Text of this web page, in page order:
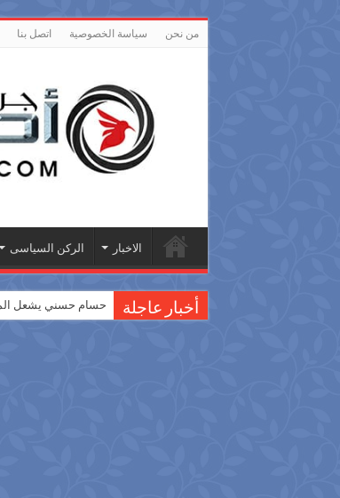
من نحن سياسة الخصوصية اتصل بنا
الاخبار الركن السياسى
أخبار عاجلة حسام حسني يشعل